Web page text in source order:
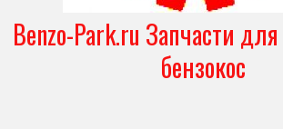
Benzo-Park.ru Запчасти
бензокос